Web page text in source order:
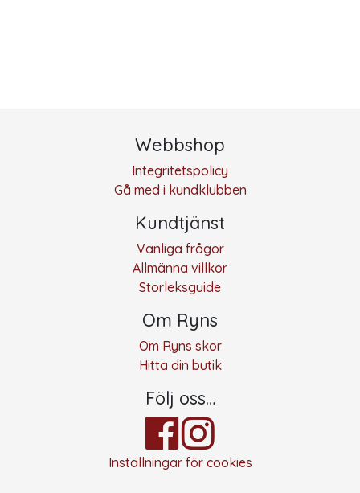
Webbshop
Integritetspolicy
Gå med i kundklubben
Kundtjänst
Vanliga frågor
Allmänna villkor
Storleksguide
Om Ryns
Om Ryns skor
Hitta din butik
Följ oss…
Inställningar för cookies